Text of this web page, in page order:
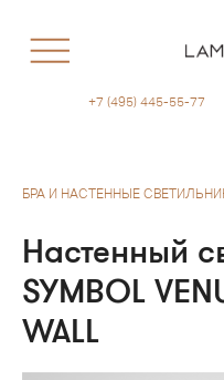
+7 (495) 445-55-77
БРА И НАСТЕННЫЕ
Настенный
SYMBOL
WALL